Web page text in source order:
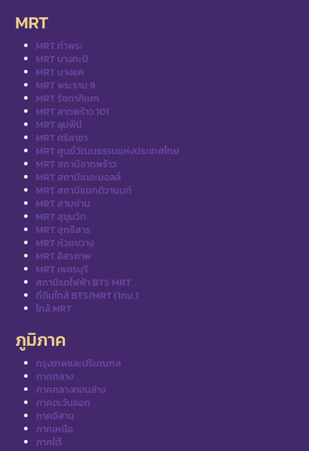
MRT
MRT ท่าพระ
MRT บางกะปิ
MRT บางแค
MRT พระราม 9
MRT รัชดาภิเษก
MRT ลาดพร้าว 101
MRT ลุมพินี
MRT ศรีลาซา
MRT ศูนย์วัฒนธรรมแห่งประเทศไทย
MRT สถานีลาดพร้าว
MRT สถานีเดอะมอลล์
MRT สถานีแยกติวานนท์
MRT สามย่าน
MRT สุขุมวิท
MRT สุทธิสาร
MRT ห้วยขวาง
MRT อิสรภาพ
MRT เพชรบุรี
สถานีรถไฟฟ้า BTS MRT
ที่ดินใกล้ BTS/MRT (1กม.)
ใกล้ MRT
ภูมิภาค
กรุงเทพและปริมณฑล
ภาคกลาง
ภาคกลางตอนล่าง
ภาคตะวันออก
ภาคอีสาน
ภาคเหนือ
ภาคใต้